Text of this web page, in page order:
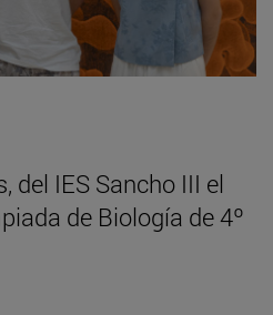
del IES Sancho III el
de Biología de 4º